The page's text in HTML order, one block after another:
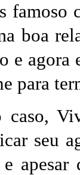
boa
e agora
para
caso,
seu
e